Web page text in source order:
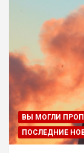
ВЫ МОГЛИ
ПОСЛЕДНИЕ